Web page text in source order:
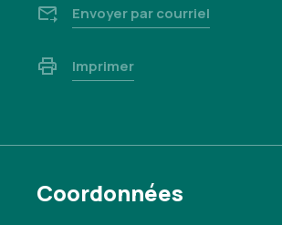
Envoyer par courriel
Imprimer
Coordonnées